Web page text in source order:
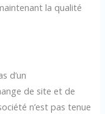
la qualité
d’un
de site et de
n’est pas tenue